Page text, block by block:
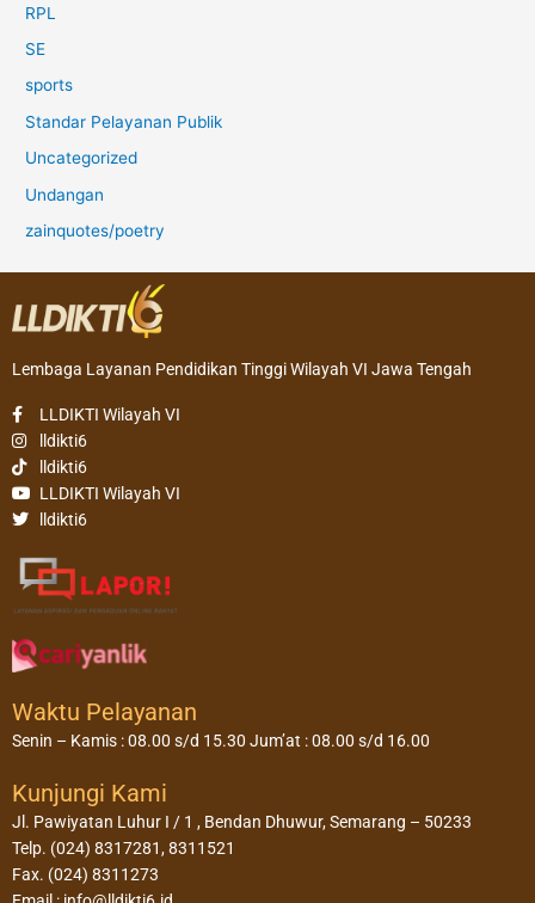
RPL
SE
sports
Standar Pelayanan Publik
Uncategorized
Undangan
zainquotes/poetry
Lembaga Layanan Pendidikan Tinggi Wilayah VI Jawa Tengah
LLDIKTI Wilayah VI
lldikti6
lldikti6
LLDIKTI Wilayah VI
lldikti6
Waktu Pelayanan
Senin – Kamis : 08.00 s/d 15.30 Jum’at : 08.00 s/d 16.00
Kunjungi Kami
Jl. Pawiyatan Luhur I / 1 , Bendan Dhuwur, Semarang – 50233
Telp. (024) 8317281, 8311521
Fax. (024) 8311273